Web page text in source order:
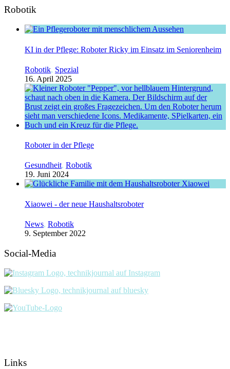
Robotik
KI in der Pflege: Roboter Ricky im Einsatz im Seniorenheim
Robotik, Spezial
16. April 2025
Roboter in der Pflege
Gesundheit, Robotik
19. Juni 2024
Xiaowei - der neue Haushaltsroboter
News, Robotik
9. September 2022
Social-Media
Links